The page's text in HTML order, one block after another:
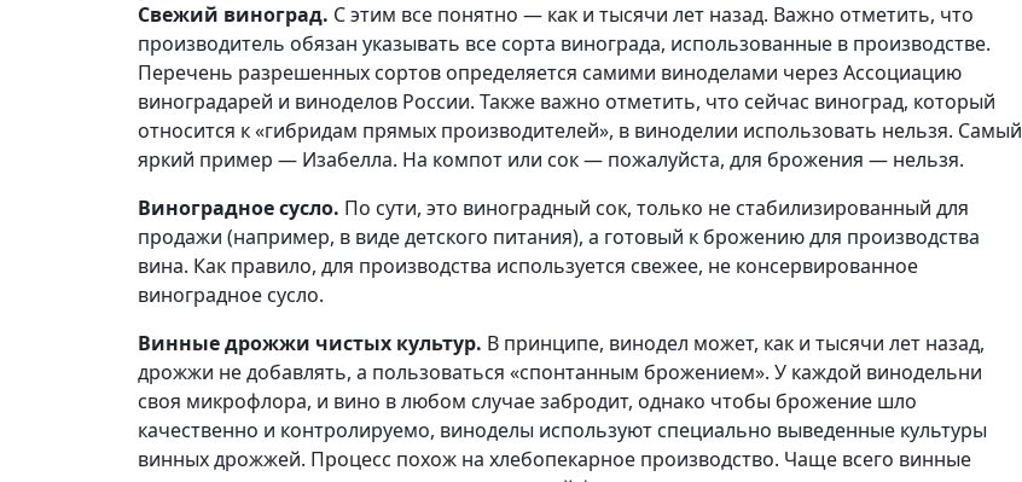
Свежий виноград. С этим все понятно — как и тысячи лет назад. Важно отметить, что
производитель обязан указывать все сорта винограда, использованные в производстве.
Перечень разрешенных сортов определяется самими виноделами через Ассоциацию
виноградарей и виноделов России. Также важно отметить, что сейчас виноград, который
относится к «гибридам прямых производителей», в виноделии использовать нельзя. Самый
яркий пример — Изабелла. На компот или сок — пожалуйста, для брожения — нельзя.
Виноградное сусло. По сути, это виноградный сок, только не стабилизированный для
продажи (например, в виде детского питания), а готовый к брожению для производства
вина. Как правило, для производства используется свежее, не консервированное
виноградное сусло.
Винные дрожжи чистых культур. В принципе, винодел может, как и тысячи лет назад,
дрожжи не добавлять, а пользоваться «спонтанным брожением». У каждой винодельни
своя микрофлора, и вино в любом случае забродит, однако чтобы брожение шло
качественно и контролируемо, виноделы используют специально выведенные культуры
винных дрожжей. Процесс похож на хлебопекарное производство. Чаще всего винные